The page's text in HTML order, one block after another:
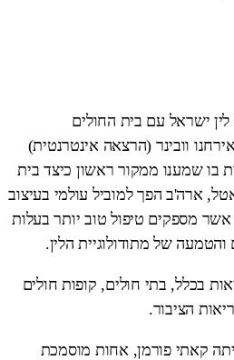
ישראל עם בית החולים
וובינר (הרצאה אינטרנטית)
שמענו ממקור ראשון כיצד בית
ארה'ב הפך למוביל עולמי בעיצוב
אשר מספקים טיפול טוב יותר בעלות
של מתודולוגיית הלין.
בכלל, בתי חולים, קופות חולים
הציבור.
קאתי פורמן, אחות מוסמכת